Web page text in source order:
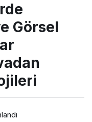
Belgeleme
Görsel